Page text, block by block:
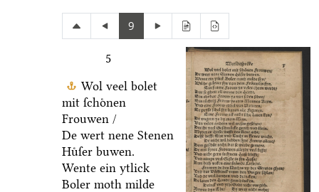
9
5
Wol veel bolet
mit ſchoͤnen
Frouwen /
De wert nene Stenen
Huͤſer buwen.
Wente ein ytlick
Boler moth milde